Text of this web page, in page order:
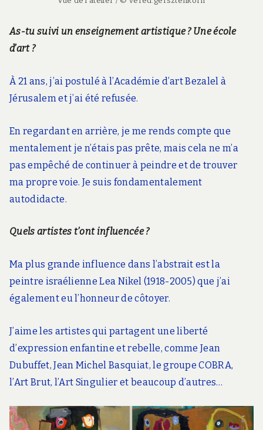
As-tu suivi un enseignement artistique ? Une école
d’art ?
À 21 ans, j’ai postulé à l’Académie d’art Bezalel à
Jérusalem et j’ai été refusée.
En regardant en arrière, je me rends compte que
mentalement je n’étais pas prête, mais cela ne m’a
pas empêché de continuer à peindre et de trouver
ma propre voie. Je suis fondamentalement
autodidacte.
Quels artistes t’ont influencée ?
Ma plus grande influence dans l’abstrait est la
peintre israélienne Lea Nikel (1918-2005) que j’ai
également eu l’honneur de côtoyer.
J’aime les artistes qui partagent une liberté
d’expression enfantine et rebelle, comme Jean
Dubuffet, Jean Michel Basquiat, le groupe COBRA,
l’Art Brut, l’Art Singulier et beaucoup d’autres…